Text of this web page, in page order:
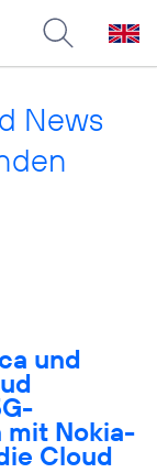
News
und
mit Nokia-
Cloud